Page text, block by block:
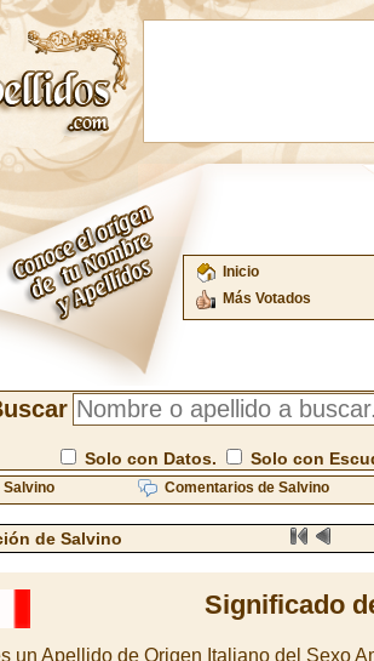
Inicio
Más Votados
Solo con Datos. Solo con
Salvino Comentarios de Salvino
de Salvino
Significado
un Apellido de Origen Italiano del Sexo